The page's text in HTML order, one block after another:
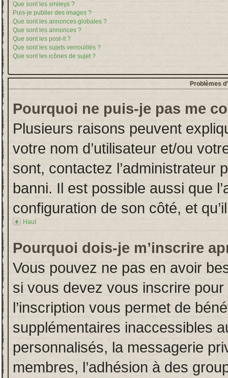
Que sont les smileys ?
Puis-je publier des images ?
Que sont les annonces globales ?
Que sont les annonces ?
Que sont les post-it ?
Que sont les sujets verrouillés ?
Que sont les icônes de sujet ?
Problèmes
Pourquoi ne puis-je pas me
Plusieurs raisons peuvent
votre nom d’utilisateur et/ou
sont, contactez l’administrateur
banni. Il est possible aussi que
configuration de son côté, et
Haut
Pourquoi dois-je m’inscrire
Vous pouvez ne pas en avoir
si vous devez vous inscrire
l’inscription vous permet de
supplémentaires inaccessibles
personnalisés, la messagerie
membres, l’adhésion à des